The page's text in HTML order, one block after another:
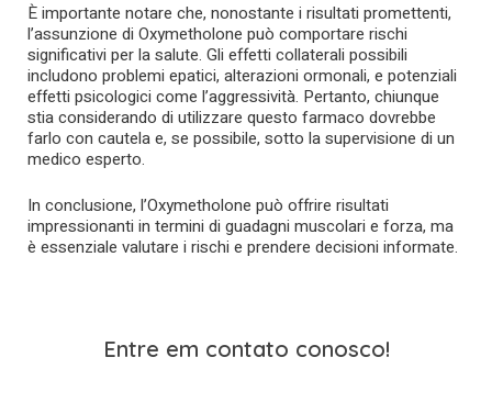
È importante notare che, nonostante i risultati promettenti,
l’assunzione di Oxymetholone può comportare rischi
significativi per la salute. Gli effetti collaterali possibili
includono problemi epatici, alterazioni ormonali, e potenziali
effetti psicologici come l’aggressività. Pertanto, chiunque
stia considerando di utilizzare questo farmaco dovrebbe
farlo con cautela e, se possibile, sotto la supervisione di un
medico esperto.
In conclusione, l’Oxymetholone può offrire risultati
impressionanti in termini di guadagni muscolari e forza, ma
è essenziale valutare i rischi e prendere decisioni informate.
Entre em contato conosco!